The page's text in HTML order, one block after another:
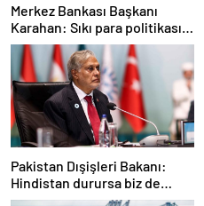
Merkez Bankası Başkanı
Karahan: Sıkı para politikası
duruşumuz sürecek
Pakistan Dışişleri Bakanı:
Hindistan durursa biz de
duracağız